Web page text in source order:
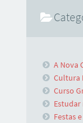
A Nova
Cultura
Curso
Festas